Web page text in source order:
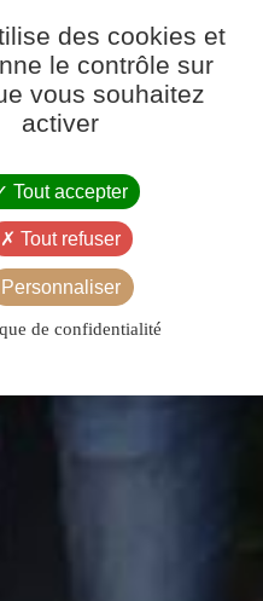
des cookies et
le contrôle sur
vous souhaitez
activer
Tout accepter
Tout refuser
Personnaliser
de confidentialité